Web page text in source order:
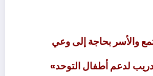
والأسر بحاجة إلى وعي
لدعم أطفال التوحد»